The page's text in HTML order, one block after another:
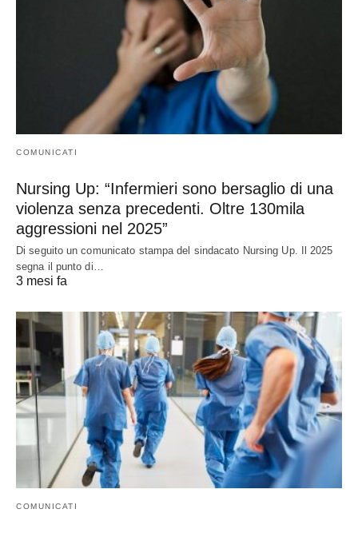
COMUNICATI
Nursing Up: “Infermieri sono bersaglio di una
violenza senza precedenti. Oltre 130mila
aggressioni nel 2025”
Di seguito un comunicato stampa del sindacato Nursing Up. Il 2025
segna il punto di…
3 mesi fa
COMUNICATI